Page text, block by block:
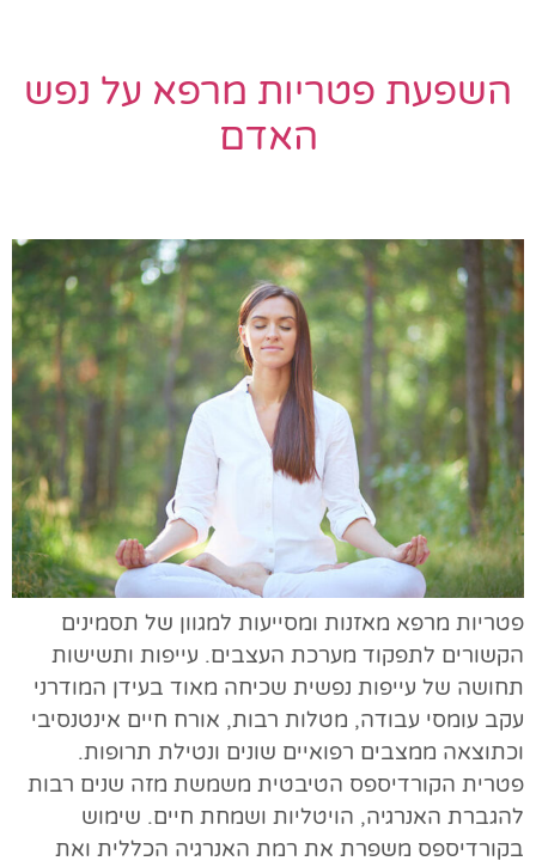
השפעת פטריות מרפא על נפש
האדם
פטריות מרפא מאזנות ומסייעות למגוון של תסמינים
הקשורים לתפקוד מערכת העצבים. עייפות ותשישות
תחושה של עייפות נפשית שכיחה מאוד בעידן המודרני
עקב עומסי עבודה, מטלות רבות, אורח חיים אינטנסיבי
וכתוצאה ממצבים רפואיים שונים ונטילת תרופות.
פטרית הקורדיספס הטיבטית משמשת מזה שנים רבות
להגברת האנרגיה, הויטליות ושמחת חיים. שימוש
בקורדיספס משפרת את רמת האנרגיה הכללית ואת